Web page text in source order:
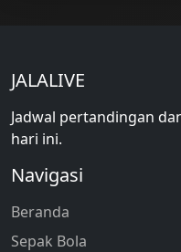
JALALIVE
Jadwal pertandingan
hari ini.
Navigasi
Beranda
Sepak Bola